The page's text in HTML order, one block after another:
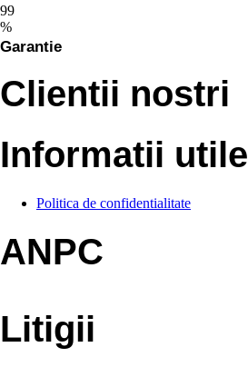
99
%
Garantie
Clientii nostri
Informatii utile
Politica de confidentialitate
ANPC
Litigii